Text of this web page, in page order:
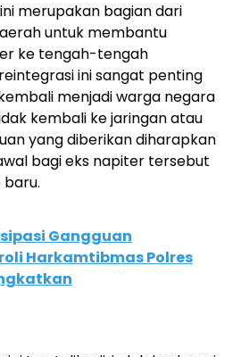
merupakan bagian dari
untuk membantu
ke tengah-tengah
ini sangat penting
menjadi warga negara
kembali ke jaringan atau
yang diberikan diharapkan
bagi eks napiter tersebut
Gangguan
Harkamtibmas Polres